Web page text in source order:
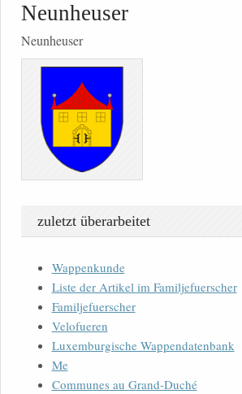
Neunheuser
Neunheuser
zuletzt überarbeitet
Wappenkunde
Liste der Artikel im Familjefuerscher
Familjefuerscher
Velofueren
Luxemburgische Wappendatenbank
Me
Communes au Grand-Duché